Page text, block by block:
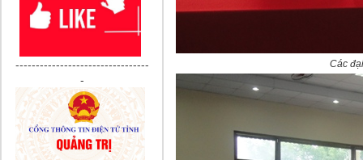
---------------------------------
-
Các